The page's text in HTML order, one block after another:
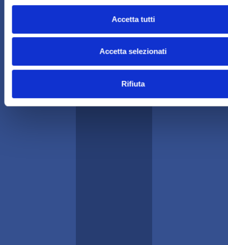
Accetta tutti
Accetta selezionati
Rifiuta